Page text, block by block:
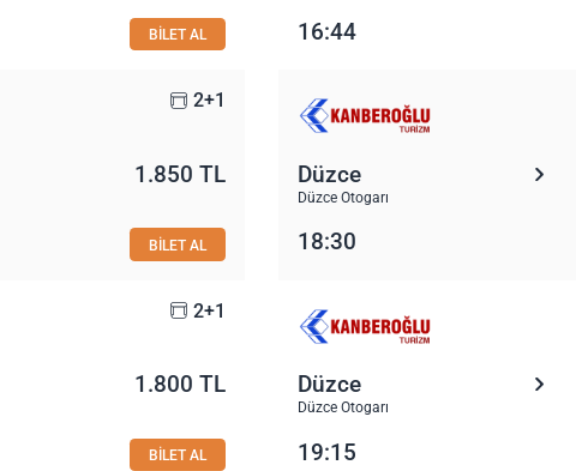
BİLET AL 16:44
2+1
1.850 TL
BİLET AL
Düzce
Düzce Otogarı
18:30
2+1
1.800 TL
BİLET AL
Düzce
Düzce Otogarı
19:15